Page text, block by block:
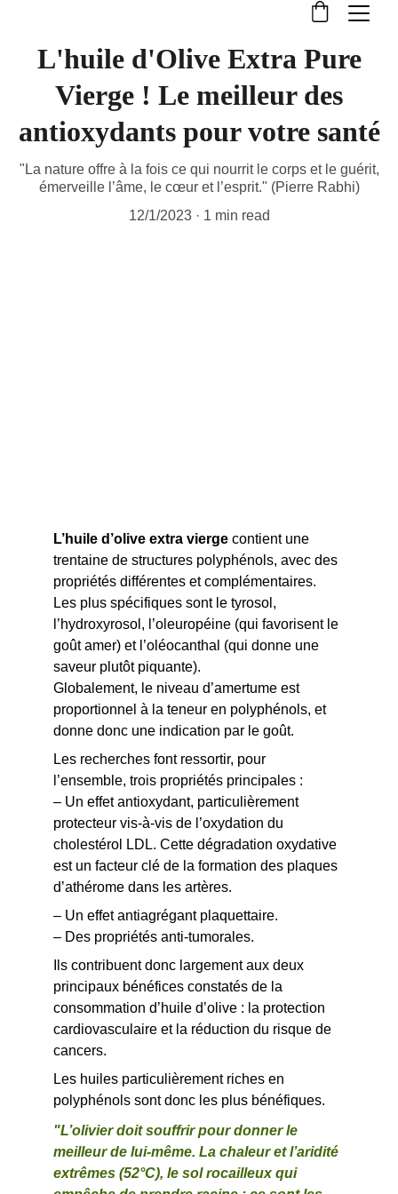
L'huile d'Olive Extra Pure
Vierge ! Le meilleur des
antioxydants pour votre santé
"La nature offre à la fois ce qui nourrit le corps et le guérit,
émerveille l’âme, le cœur et l’esprit." (Pierre Rabhi)
12/1/2023
1 min read
L’huile d’olive extra vierge contient une
trentaine de structures polyphénols, avec des
propriétés différentes et complémentaires.
Les plus spécifiques sont le tyrosol,
l’hydroxyrosol, l’oleuropéine (qui favorisent le
goût amer) et l’oléocanthal (qui donne une
saveur plutôt piquante).
Globalement, le niveau d’amertume est
proportionnel à la teneur en polyphénols, et
donne donc une indication par le goût.
Les recherches font ressortir, pour
l’ensemble, trois propriétés principales :
– Un effet antioxydant, particulièrement
protecteur vis-à-vis de l’oxydation du
cholestérol LDL. Cette dégradation oxydative
est un facteur clé de la formation des plaques
d’athérome dans les artères.
– Un effet antiagrégant plaquettaire.
– Des propriétés anti-tumorales.
Ils contribuent donc largement aux deux
principaux bénéfices constatés de la
consommation d’huile d’olive : la protection
cardiovasculaire et la réduction du risque de
cancers.
Les huiles particulièrement riches en
polyphénols sont donc les plus bénéfiques.
"L’olivier doit souffrir pour donner le
meilleur de lui-même. La chaleur et l’aridité
extrêmes (52°C), le sol rocailleux qui